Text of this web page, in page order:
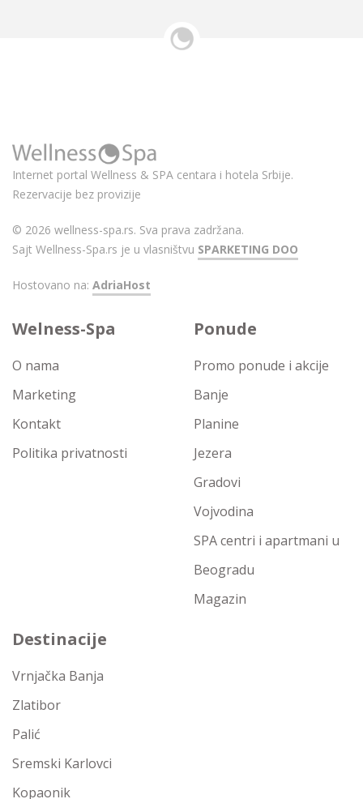
Internet portal Wellness & SPA centara i hotela Srbije.
Rezervacije bez provizije
© 2026 wellness-spa.rs. Sva prava zadržana.
Sajt Wellness-Spa.rs je u vlasništvu SPARKETING DOO
Hostovano na: AdriaHost
Welness-Spa
O nama
Marketing
Kontakt
Politika privatnosti
Ponude
Promo ponude i akcije
Banje
Planine
Jezera
Gradovi
Vojvodina
SPA centri i apartmani u
Beogradu
Magazin
Destinacije
Vrnjačka Banja
Zlatibor
Palić
Sremski Karlovci
Kopaonik